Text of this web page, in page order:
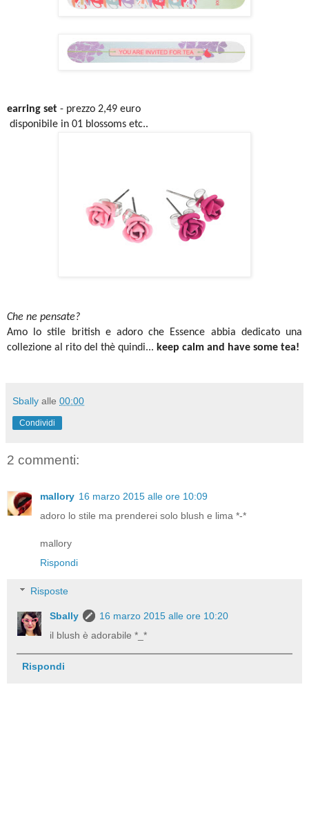
earring set - prezzo 2,49 euro
disponibile in 01 blossoms etc..
Che ne pensate?
Amo lo stile british e adoro che Essence abbia dedicato una
collezione al rito del thè quindi... keep calm and have some tea!
Sbally alle 00:00
Condividi
2 commenti:
mallory 16 marzo 2015 alle ore 10:09
adoro lo stile ma prenderei solo blush e lima *-*
mallory
Rispondi
Risposte
Sbally
16 marzo 2015 alle ore 10:20
il blush è adorabile *_*
Rispondi